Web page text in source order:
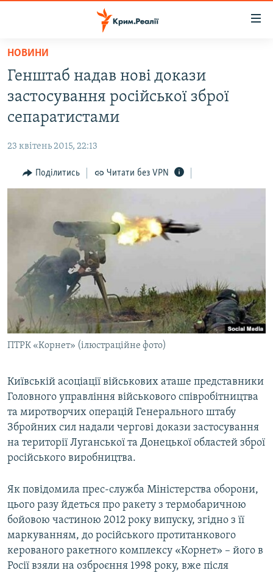
Перейти
основного
матеріалу
до
основної
Перейти
до
ВІДЕО ТА ФОТО
БЛОГИ
ПОГЛЯД
ВСЕ ЗА ДЕНЬ
СПЕЦПРОЕКТИ
ДЕПОРТАЦІЯ
ВІДЕОУРОКИ «ELIFBE»
СВІДЧЕННЯ ОКУПАЦІЇ
УКРАЇНСЬКА ПРОБЛЕМА КРИМУ
ІНФОГРАФІКА
ЯК ОБІЙТИ БЛОКУВАННЯ
Русский
Qırımtatar
ДОЛУЧАЙСЯ!
Усі сайти RFE/RL
НОВИНИ
Генштаб надав нові докази
застосування російської зброї
сепаратистами
23 квітень 2015, 22:13
Поділитись Читати без VPN
ПТРК «Корнет» (ілюстраційне фото)
Київській асоціації військових аташе представники
Головного управління військового співробітництва
та миротворчих операцій Генерального штабу
Збройних сил надали чергові докази застосування
на території Луганської та Донецької областей зброї
російського виробництва.
Як повідомила прес-служба Міністерства оборони,
цього разу йдеться про ракету з термобаричною
бойовою частиною 2012 року випуску, згідно з її
маркуванням, до російського протитанкового
керованого ракетного комплексу «Корнет» – його в
Росії взяли на озброєння 1998 року, вже після